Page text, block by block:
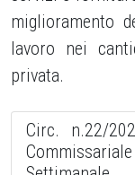
miglioramento
lavoro nei
privata.
Circ. n.22/